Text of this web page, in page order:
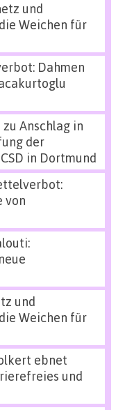
und
Weichen für
Dahmen
zu Anschlag in
der
in Dortmund
von
und
Weichen für
ebnet
und